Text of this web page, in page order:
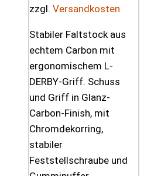
zzgl. Versandkosten
Stabiler Faltstock aus
echtem Carbon mit
ergonomischem L-
DERBY-Griff. Schuss
und Griff in Glanz-
Carbon-Finish, mit
Chromdekorring,
stabiler
Feststellschraube und